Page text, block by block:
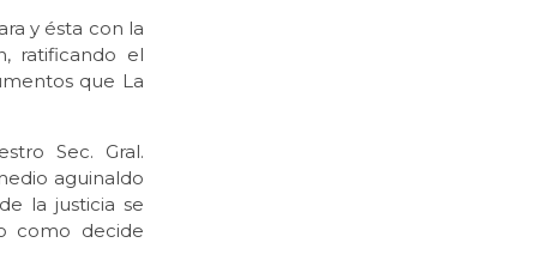
y ésta con la
ratificando el
que La
Sec. Gral.
aguinaldo
la justicia se
como decide